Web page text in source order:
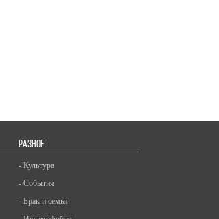
РАЗНОЕ
- Культура
- События
- Брак и семья